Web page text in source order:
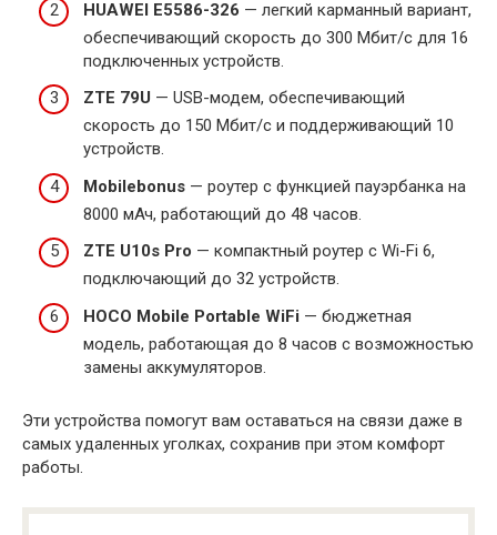
HUAWEI E5586-326 — легкий карманный вариант,
обеспечивающий скорость до 300 Мбит/с для 16
подключенных устройств.
ZTE 79U — USB-модем, обеспечивающий
скорость до 150 Мбит/с и поддерживающий 10
устройств.
Mobilebonus — роутер с функцией пауэрбанка на
8000 мАч, работающий до 48 часов.
ZTE U10s Pro — компактный роутер с Wi-Fi 6,
подключающий до 32 устройств.
HOCO Mobile Portable WiFi — бюджетная
модель, работающая до 8 часов с возможностью
замены аккумуляторов.
Эти устройства помогут вам оставаться на связи даже в
самых удаленных уголках, сохранив при этом комфорт
работы.